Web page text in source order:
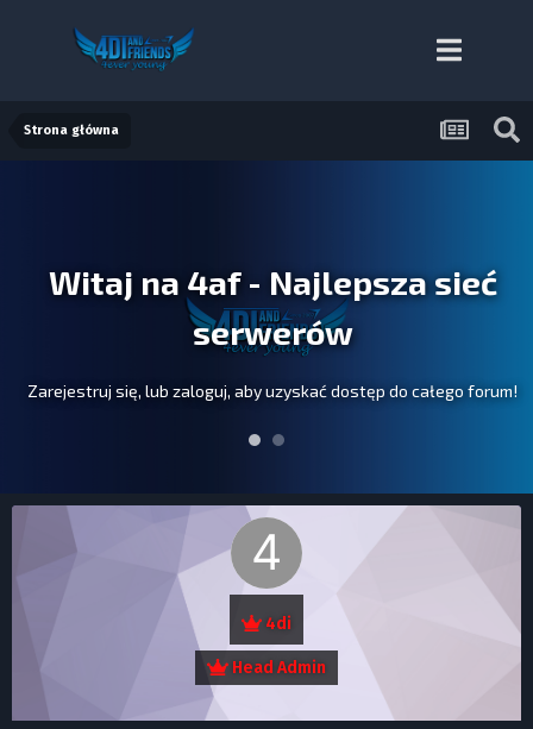
Strona główna
Witaj na 4af - Najlepsza sieć
serwerów
Zarejestruj się, lub zaloguj, aby uzyskać dostęp do całego forum!
4di
Head Admin